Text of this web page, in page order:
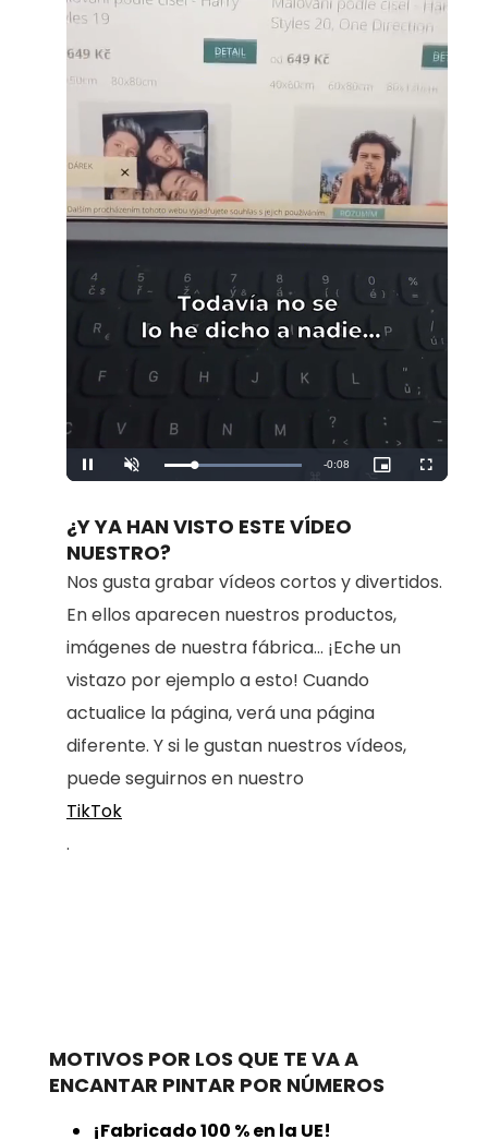
Pause Unmute Loaded:
100.00%
Remaining
-0:08
Picture-
in-
Fullscreen
¿Y YA HAN VISTO ESTE VÍDEO
NUESTRO?
Nos gusta grabar vídeos cortos y divertidos.
En ellos aparecen nuestros productos,
imágenes de nuestra fábrica... ¡Eche un
vistazo por ejemplo a esto! Cuando
actualice la página, verá una página
diferente. Y si le gustan nuestros vídeos,
puede seguirnos en nuestro
TikTok
.
MOTIVOS POR LOS QUE TE VA A
ENCANTAR PINTAR POR NÚMEROS
¡Fabricado 100 % en la UE!